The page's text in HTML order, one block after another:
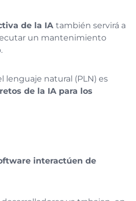
de la IA también servirá a
un mantenimiento
lenguaje natural (PLN) es
de la IA para los
interactúen de